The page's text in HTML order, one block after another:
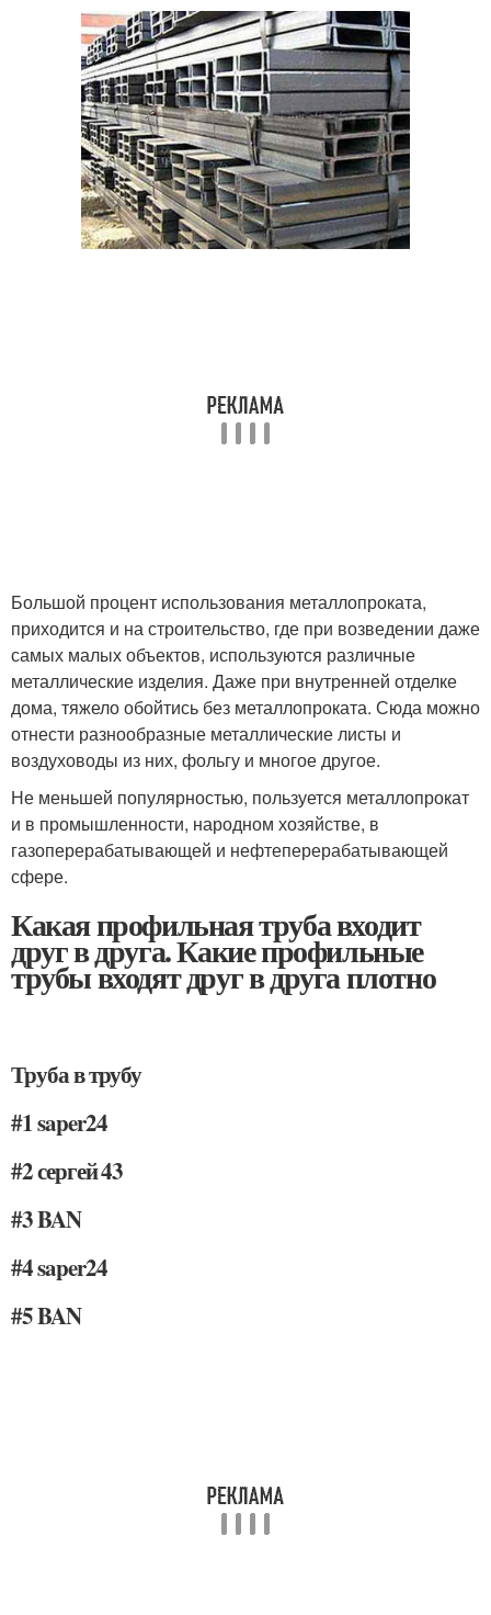
Большой процент использования металлопроката,
приходится и на строительство, где при возведении даже
самых малых объектов, используются различные
металлические изделия. Даже при внутренней отделке
дома, тяжело обойтись без металлопроката. Сюда можно
отнести разнообразные металлические листы и
воздуховоды из них, фольгу и многое другое.
Не меньшей популярностью, пользуется металлопрокат
и в промышленности, народном хозяйстве, в
газоперерабатывающей и нефтеперерабатывающей
сфере.
Какая профильная труба входит
друг в друга. Какие профильные
трубы входят друг в друга плотно
Труба в трубу
#1 saper24
#2 сергей 43
#3 BAN
#4 saper24
#5 BAN